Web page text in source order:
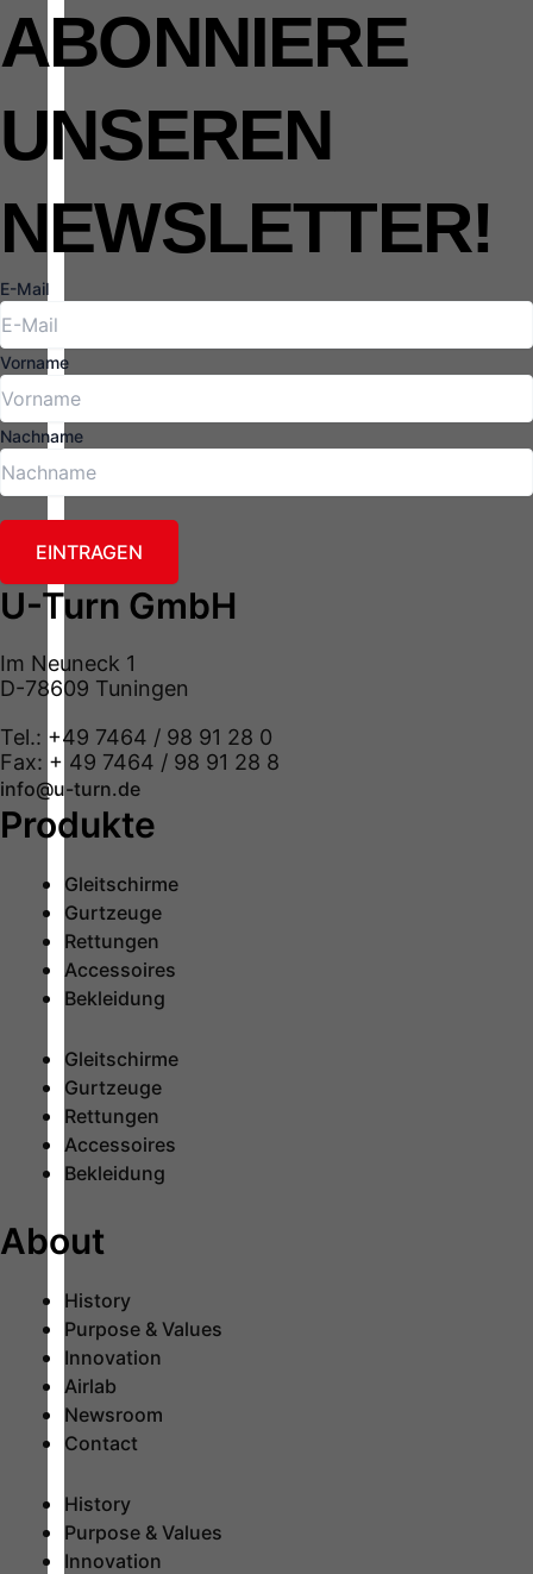
ABONNIERE
UNSEREN
NEWSLETTER!
E-Mail
Vorname
Nachname
EINTRAGEN
U-Turn GmbH
Im Neuneck 1
D-78609 Tuningen
Tel.: +49 7464 / 98 91 28 0
Fax: + 49 7464 / 98 91 28 8
info@u-turn.de
Produkte
Gleitschirme
Gurtzeuge
Rettungen
Accessoires
Bekleidung
Gleitschirme
Gurtzeuge
Rettungen
Accessoires
Bekleidung
About
History
Purpose & Values
Innovation
Airlab
Newsroom
Contact
History
Purpose & Values
Innovation